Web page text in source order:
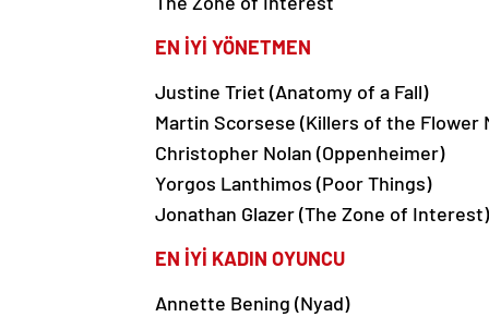
EN İYİ YÖNETMEN
Justine Triet (Anatomy of a Fall)
Martin Scorsese (Killers of the Flower
Christopher Nolan (Oppenheimer)
Yorgos Lanthimos (Poor Things)
Jonathan Glazer (The Zone of Interest)
EN İYİ KADIN OYUNCU
Annette Bening (Nyad)